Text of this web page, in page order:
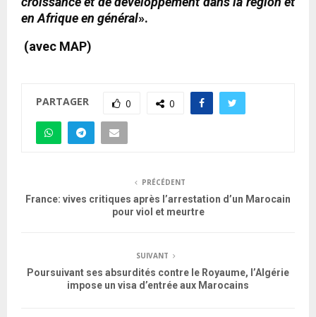
en Afrique en général».
(avec MAP)
PARTAGER 0 0
PRÉCÉDENT
France: vives critiques après l’arrestation d’un Marocain
pour viol et meurtre
SUIVANT
Poursuivant ses absurdités contre le Royaume, l’Algérie
impose un visa d’entrée aux Marocains